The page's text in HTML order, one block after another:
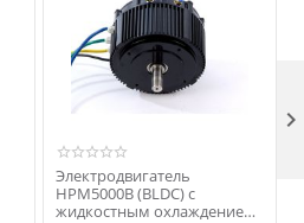
Электродвигатель
HPM5000B (BLDC) с
жидкостным охлаждением
